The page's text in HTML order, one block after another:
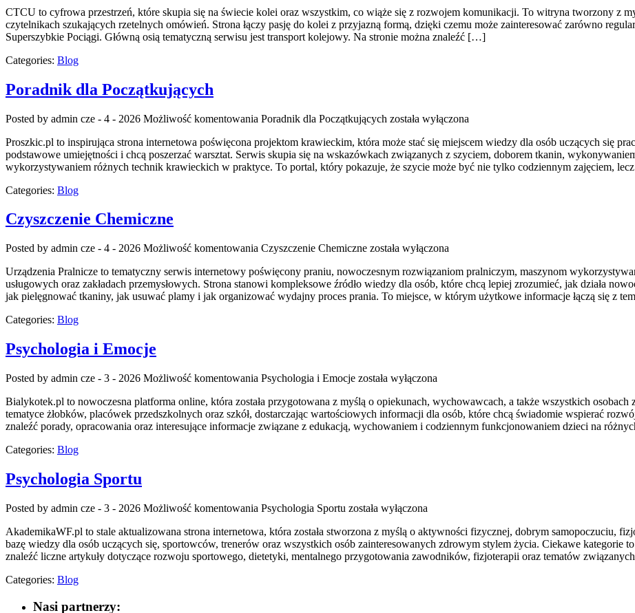
CTCU to cyfrowa przestrzeń, które skupia się na świecie kolei oraz wszystkim, co wiąże się z rozwojem komunikacji. To witryna tworzony z
czytelnikach szukających rzetelnych omówień. Strona łączy pasję do kolei z przyjazną formą, dzięki czemu może zainteresować zarówno
Superszybkie Pociągi. Główną osią tematyczną serwisu jest transport kolejowy. Na stronie można znaleźć […]
Categories: Blog
Poradnik dla Początkujących
Posted by admin cze - 4 - 2026 Możliwość komentowania Poradnik dla Początkujących została wyłączona
Proszkic.pl to inspirująca strona internetowa poświęcona projektom krawieckim, która może stać się miejscem wiedzy dla osób uczących się
podstawowe umiejętności i chcą poszerzać warsztat. Serwis skupia się na wskazówkach związanych z szyciem, doborem tkanin,
wykorzystywaniem różnych technik krawieckich w praktyce. To portal, który pokazuje, że szycie może być nie tylko codziennym zajęciem,
Categories: Blog
Czyszczenie Chemiczne
Posted by admin cze - 4 - 2026 Możliwość komentowania Czyszczenie Chemiczne została wyłączona
Urządzenia Pralnicze to tematyczny serwis internetowy poświęcony praniu, nowoczesnym rozwiązaniom pralniczym, maszynom
usługowych oraz zakładach przemysłowych. Strona stanowi kompleksowe źródło wiedzy dla osób, które chcą lepiej zrozumieć, jak działa
jak pielęgnować tkaniny, jak usuwać plamy i jak organizować wydajny proces prania. To miejsce, w którym użytkowe informacje łączą się z
Categories: Blog
Psychologia i Emocje
Posted by admin cze - 3 - 2026 Możliwość komentowania Psychologia i Emocje została wyłączona
Bialykotek.pl to nowoczesna platforma online, która została przygotowana z myślą o opiekunach, wychowawcach, a także wszystkich
tematyce żłobków, placówek przedszkolnych oraz szkół, dostarczając wartościowych informacji dla osób, które chcą świadomie wspierać
znaleźć porady, opracowania oraz interesujące informacje związane z edukacją, wychowaniem i codziennym funkcjonowaniem dzieci na
Categories: Blog
Psychologia Sportu
Posted by admin cze - 3 - 2026 Możliwość komentowania Psychologia Sportu została wyłączona
AkademikaWF.pl to stale aktualizowana strona internetowa, która została stworzona z myślą o aktywności fizycznej, dobrym samopoczuciu,
bazę wiedzy dla osób uczących się, sportowców, trenerów oraz wszystkich osób zainteresowanych zdrowym stylem życia. Ciekawe kategorie
znaleźć liczne artykuły dotyczące rozwoju sportowego, dietetyki, mentalnego przygotowania zawodników, fizjoterapii oraz tematów
Categories: Blog
Nasi partnerzy: